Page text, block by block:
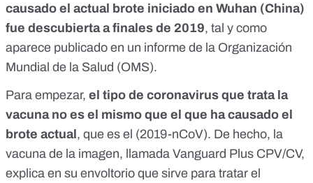
causado el actual brote iniciado en Wuhan (China)
fue descubierta a finales de 2019, tal y como
aparece publicado en un informe de la Organización
Mundial de la Salud (OMS).
Para empezar, el tipo de coronavirus que trata la
vacuna no es el mismo que el que ha causado el
brote actual, que es el (2019-nCoV). De hecho, la
vacuna de la imagen, llamada Vanguard Plus CPV/CV,
explica en su envoltorio que sirve para tratar el